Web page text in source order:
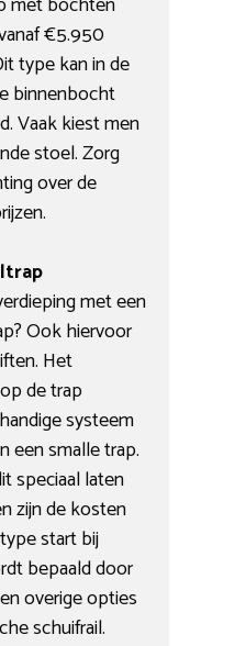
€5.950
type kan in de
binnenbocht
Vaak kiest men
stoel. Zorg
over de
met een
Ook hiervoor
Het
de trap
systeem
een smalle trap.
speciaal laten
zijn de kosten
start bij
bepaald door
overige opties
schuifrail.